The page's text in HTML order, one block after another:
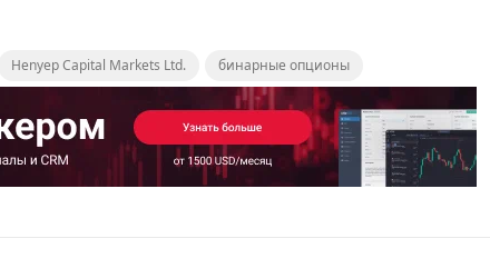
Henyep Capital Markets Ltd. бинарные опционы